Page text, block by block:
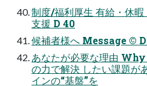
制度/福利厚生 有給・休
支援 D 40
候補者様へ Message ©︎
あなたが必要な理由
の力で解決 したい課題
インの“基盤”を